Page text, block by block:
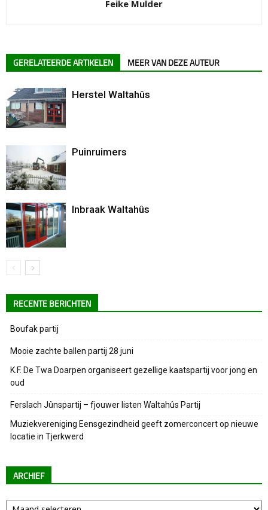
Feike Mulder
GERELATEERDE ARTIKELEN MEER VAN DEZE AUTEUR
Herstel Waltahûs
Puinruimers
Inbraak Waltahûs
RECENTE BERICHTEN
Boufak partij
Mooie zachte ballen partij 28 juni
K.F. De Twa Doarpen organiseert gezellige kaatspartij voor jong en
oud
Ferslach Jûnspartij – fjouwer listen Waltahûs Partij
Muziekvereniging Eensgezindheid geeft zomerconcert op nieuwe
locatie in Tjerkwerd
ARCHIEF
Archief